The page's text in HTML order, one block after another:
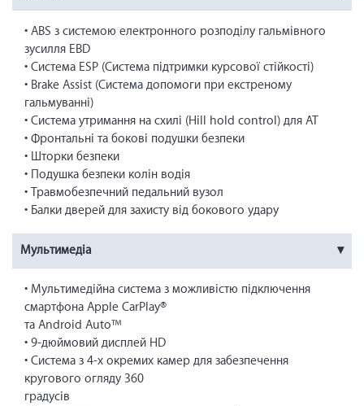
• ABS з системою електронного розподілу гальмівного
зусилля EBD
• Система ESP (Система підтримки курсової стійкості)
• Brake Assist (Система допомоги при екстреному
гальмуванні)
• Система утримання на схилі (Hill hold control) для АТ
• Фронтальні та бокові подушки безпеки
• Шторки безпеки
• Подушка безпеки колін водія
• Травмобезпечний педальний вузол
• Балки дверей для захисту від бокового удару
Мультимедіа
• Мультимедійна система з можливістю підключення
смартфона Apple CarPlay®
та Android Auto™
• 9-дюймовий дисплей HD
• Система з 4-х окремих камер для забезпечення
кругового огляду 360
градусів